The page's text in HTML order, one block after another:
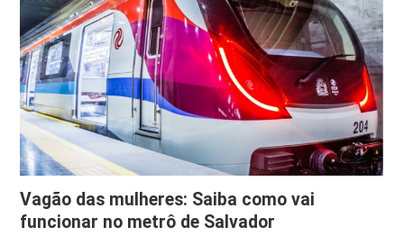
Vagão das mulheres: Saiba como vai
funcionar no metrô de Salvador